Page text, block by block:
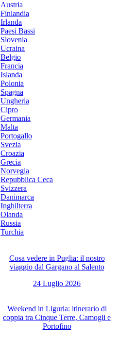
Austria
Finlandia
Irlanda
Paesi Bassi
Slovenia
Ucraina
Belgio
Francia
Islanda
Polonia
Spagna
Ungheria
Cipro
Germania
Malta
Portogallo
Svezia
Croazia
Grecia
Norvegia
Repubblica Ceca
Svizzera
Danimarca
Inghilterra
Olanda
Russia
Turchia
Cosa vedere in Puglia: il nostro
viaggio dal Gargano al Salento
24 Luglio 2026
Weekend in Liguria: itinerario di
coppia tra Cinque Terre, Camogli e
Portofino